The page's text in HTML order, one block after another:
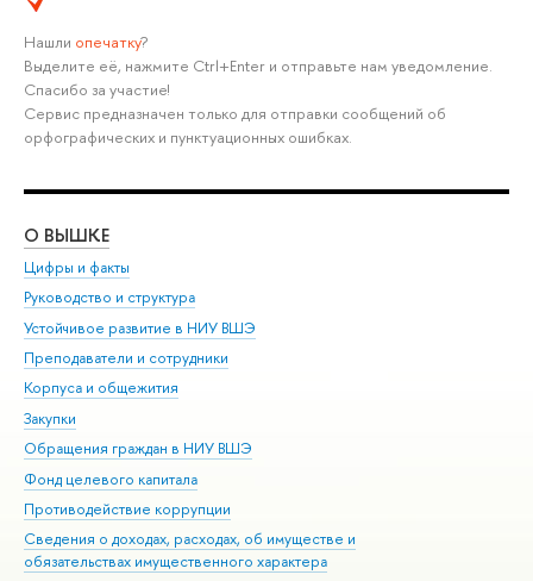
Нашли опечатку?
Выделите её, нажмите Ctrl+Enter и отправьте нам уведомление.
Спасибо за участие!
Сервис предназначен только для отправки сообщений об
орфографических и пунктуационных ошибках.
О ВЫШКЕ
Цифры и факты
Руководство и структура
Устойчивое развитие в НИУ ВШЭ
Преподаватели и сотрудники
Корпуса и общежития
Закупки
Обращения граждан в НИУ ВШЭ
Фонд целевого капитала
Противодействие коррупции
Сведения о доходах, расходах, об имуществе и
обязательствах имущественного характера